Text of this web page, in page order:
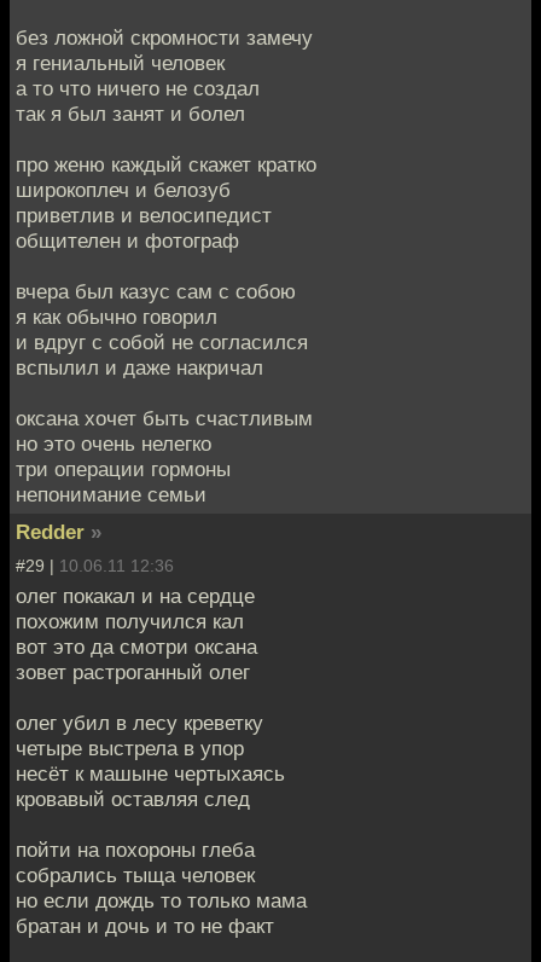
без ложной скромности замечу
я гениальный человек
а то что ничего не создал
так я был занят и болел
про женю каждый скажет кратко
широкоплеч и белозуб
приветлив и велосипедист
общителен и фотограф
вчера был казус сам с собою
я как обычно говорил
и вдруг с собой не согласился
вспылил и даже накричал
оксана хочет быть счастливым
но это очень нелегко
три операции гормоны
непонимание семьи
Redder »
#29 | 10.06.11 12:36
олег покакал и на сердце
похожим получился кал
вот это да смотри оксана
зовет растроганный олег
олег убил в лесу креветку
четыре выстрела в упор
несёт к машыне чертыхаясь
кровавый оставляя след
пойти на похороны глеба
собрались тыща человек
но если дождь то только мама
братан и дочь и то не факт